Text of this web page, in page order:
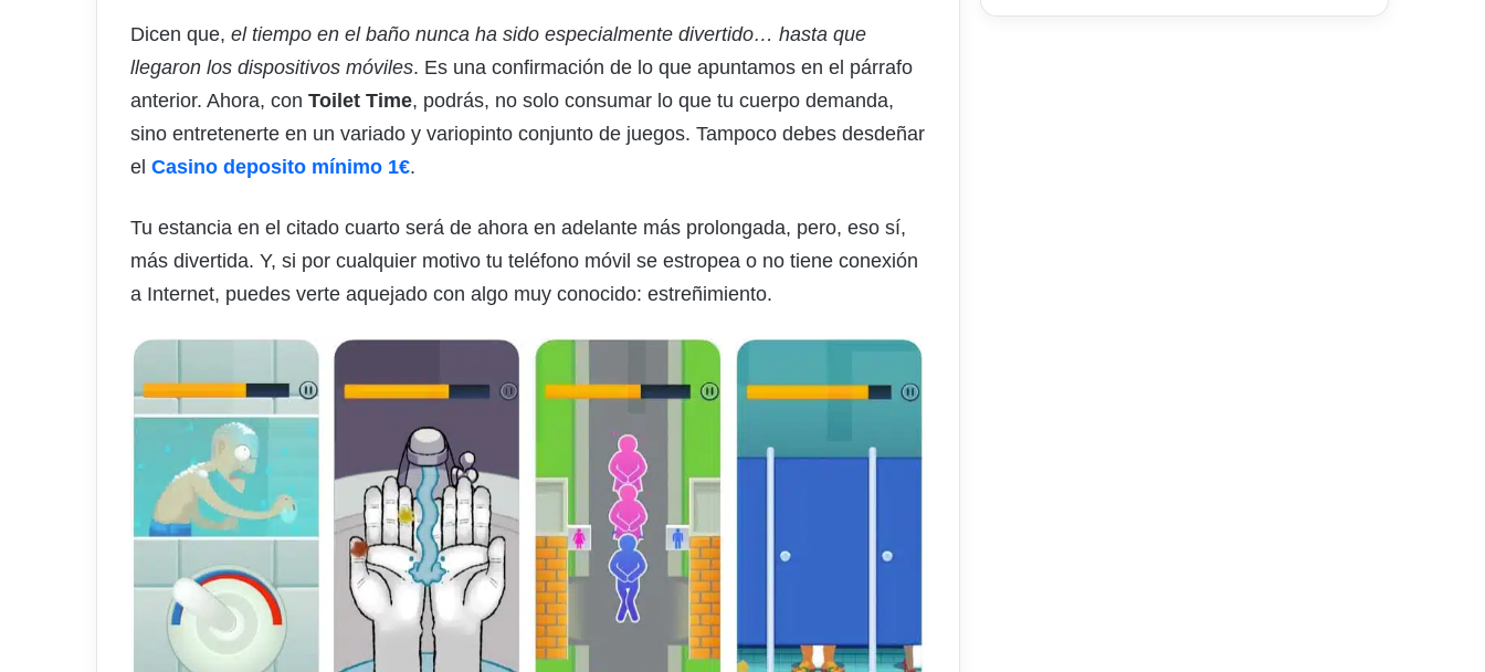
Dicen que, el tiempo en el baño nunca ha sido especialmente divertido… hasta que
llegaron los dispositivos móviles. Es una confirmación de lo que apuntamos en el párrafo
anterior. Ahora, con Toilet Time, podrás, no solo consumar lo que tu cuerpo demanda,
sino entretenerte en un variado y variopinto conjunto de juegos. Tampoco debes desdeñar
el Casino deposito mínimo 1€.
Tu estancia en el citado cuarto será de ahora en adelante más prolongada, pero, eso sí,
más divertida. Y, si por cualquier motivo tu teléfono móvil se estropea o no tiene conexión
a Internet, puedes verte aquejado con algo muy conocido: estreñimiento.